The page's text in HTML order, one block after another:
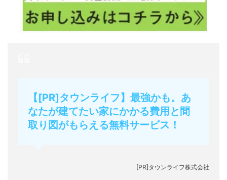
【[PR]タウンライフ】最強かも。あ
なたが建てたい家にかかる費用と間
取り図がもらえる無料サービス！
[PR]タウンライフ株式会社